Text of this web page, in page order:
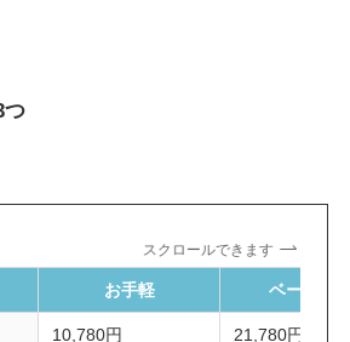
つ
スクロールできます
お手軽 ベーシッ
10,780円
21,780円